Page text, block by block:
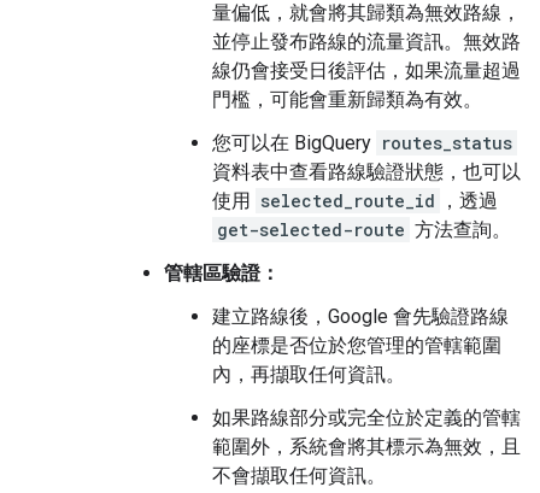
量偏低，就會將其歸類為無效路線，
並停止發布路線的流量資訊。無效路
線仍會接受日後評估，如果流量超過
門檻，可能會重新歸類為有效。
您可以在 BigQuery routes_status
資料表中查看路線驗證狀態，也可以
使用 selected_route_id
，透過
get-selected-route 方法查詢。
管轄區驗證：
建立路線後，Google 會先驗證路線
的座標是否位於您管理的管轄範圍
內，再擷取任何資訊。
如果路線部分或完全位於定義的管轄
範圍外，系統會將其標示為無效，且
不會擷取任何資訊。